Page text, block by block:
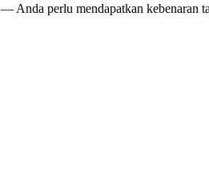
— Anda perlu mendapatkan kebenaran